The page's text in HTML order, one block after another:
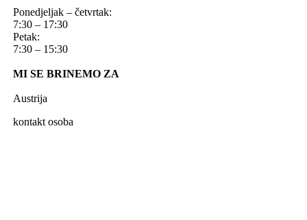
Ponedjeljak – četvrtak:
7:30 – 17:30
Petak:
7:30 – 15:30
MI SE BRINEMO ZA
Austrija
kontakt osoba